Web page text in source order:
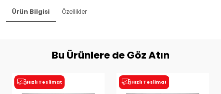
Ürün Bilgisi Özellikler
Bu Ürünlere de Göz Atın
Hızlı Teslimat Hızlı Teslimat